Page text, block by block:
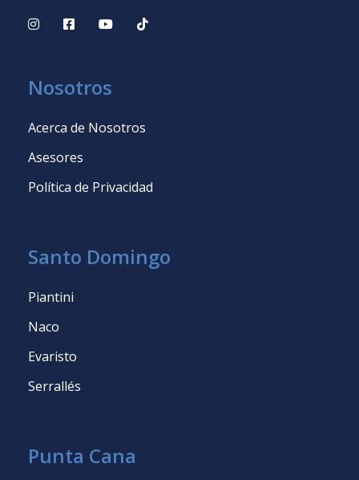
Nosotros
Acerca de Nosotros
Asesores
Política de Privacidad
Santo Domingo
Piantini
Naco
Evaristo
Serrallés
Punta Cana